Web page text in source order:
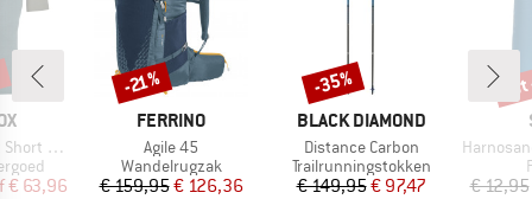
Sleeve
prijs
€ 63,96
MERK
FERRINO
Artikel
Agile 45
Productgroep
Wandelrugzak
Prijs
€ 159,95Verlaagde prijs
€ 126,36
Korting
-21%
MERK
BLACK DIAMOND
Artikel
Distance Carbon
Productgroep
Trailrunningstokken
Prijs
€ 149,95Verlaagde prijs
€ 97,47
Korting
-35%
Artikel
HarnosandSt.
€ 12,95